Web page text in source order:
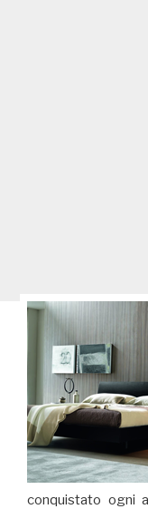
conquistato ogni